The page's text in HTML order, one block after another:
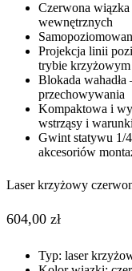
Czerwona
wewnętrznych
Projekcja linii
trybie krzyżowym
Blokada wahadła
przechowywania
Kompaktowa i
wstrząsy i
Gwint statywu 1/
akcesoriów
Laser krzyżowy
604,00 zł
Typ: laser